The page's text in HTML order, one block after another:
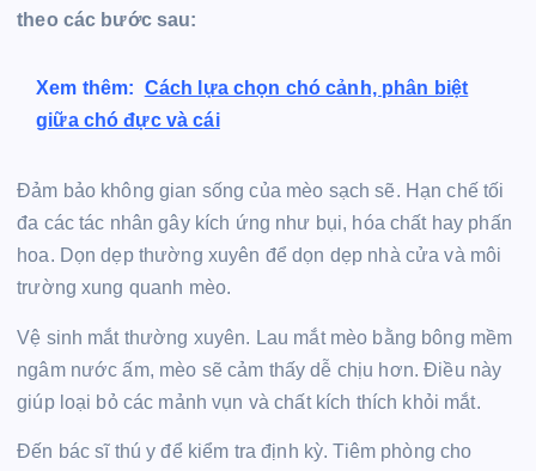
theo các bước sau:
Xem thêm: Cách lựa chọn chó cảnh, phân biệt
giữa chó đực và cái
Đảm bảo không gian sống của mèo sạch sẽ. Hạn chế tối
đa các tác nhân gây kích ứng như bụi, hóa chất hay phấn
hoa. Dọn dẹp thường xuyên để dọn dẹp nhà cửa và môi
trường xung quanh mèo.
Vệ sinh mắt thường xuyên. Lau mắt mèo bằng bông mềm
ngâm nước ấm, mèo sẽ cảm thấy dễ chịu hơn. Điều này
giúp loại bỏ các mảnh vụn và chất kích thích khỏi mắt.
Đến bác sĩ thú y để kiểm tra định kỳ. Tiêm phòng cho